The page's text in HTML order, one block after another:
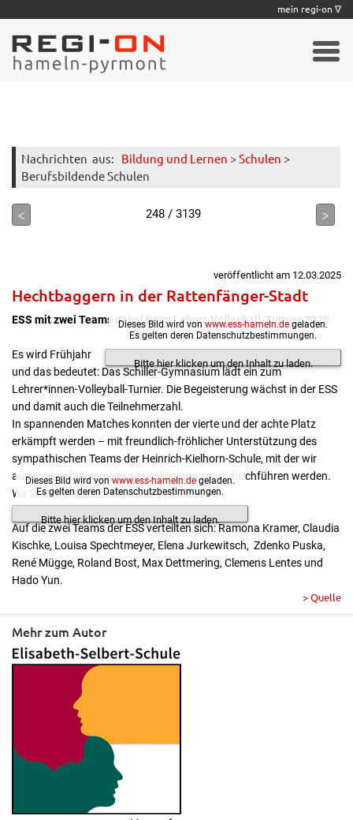
Nachrichten aus: Bildung und Lernen >Schulen >
Berufsbildende Schulen
< 248 / 3139 >
veröffentlicht am 12.03.2025
Hechtbaggern in der Rattenfänger-Stadt
ESS mit zwei Teams dabei beim Lehrer-Volleyball-Turnier 2025
Bitte hier klicken um den Inhalt zu laden.
Dieses Bild wird vonwww.ess-hameln.degeladen.
Es gelten deren Datenschutzbestimmungen.
Es wird Frühjahr
und das bedeutet: Das Schiller-Gymnasium lädt ein zum
Lehrer*innen-Volleyball-Turnier. Die Begeisterung wächst in der ESS
und damit auch die Teilnehmerzahl.
In spannenden Matches konnten der vierte und der achte Platz
erkämpft werden – mit freundlich-fröhlicher Unterstützung des
sympathischen Teams der Heinrich-Kielhorn-Schule, mit der wir
auch zukünftig gemeinsam Kollegiumssport durchführen werden.
Wir freuen uns auf viele weitere Spielzeiten!
Bitte hier klicken um den Inhalt zu laden.
Dieses Bild wird vonwww.ess-hameln.degeladen.
Es gelten deren Datenschutzbestimmungen.
Auf die zwei Teams der ESS verteilten sich: Ramona Kramer, Claudia
Kischke, Louisa Spechtmeyer, Elena Jurkewitsch, Zdenko Puska,
René Mügge, Roland Bost, Max Dettmering, Clemens Lentes und
Hado Yun.
> Quelle
Mehr zum Autor
mein regi-on ∇